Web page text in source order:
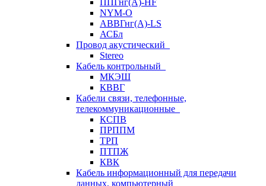
ППГнг(А)-HF
NYM-O
АВВГнг(А)-LS
АСБл
Провод акустический
Stereo
Кабель контрольный
МКЭШ
КВВГ
Кабели связи, телефонные,
телекоммуникационные
КСПВ
ПРППМ
ТРП
ПТПЖ
КВК
Кабель информационный для передачи
данных, компьютерный